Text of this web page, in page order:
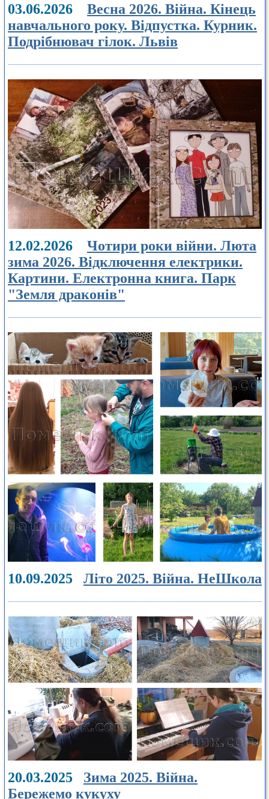
03.06.2026 Весна 2026. Війна. Кінець
навчального року. Відпустка. Курник.
Подрібнювач гілок. Львів
12.02.2026 Чотири роки війни. Люта
зима 2026. Відключення електрики.
Картини. Електронна книга. Парк
"Земля драконів"
10.09.2025 Літо 2025. Війна. НеШкола
20.03.2025 Зима 2025. Війна.
Бережемо кукуху